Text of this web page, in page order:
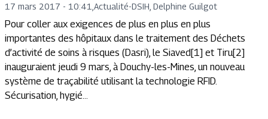
17 mars 2017 - 10:41 Actualité-DSIH, Delphine Guilgot
Pour coller aux exigences de plus en plus en plus
importantes des hôpitaux dans le traitement des Déchets
d’activité de soins à risques (Dasri), le Siaved[1] et Tiru[2]
inauguraient jeudi 9 mars, à Douchy-les-Mines, un nouveau
système de traçabilité utilisant la technologie RFID.
Sécurisation, hygié...